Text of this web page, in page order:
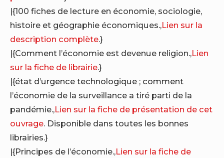
|{100 fiches de lecture en économie, sociologie,
histoire et géographie économiques.,Lien sur la
description complète.}
|{Comment l’économie est devenue religion.,Lien
sur la fiche de librairie.}
|{état d’urgence technologique ; comment
l’économie de la surveillance a tiré parti de la
pandémie.,Lien sur la fiche de présentation de cet
ouvrage. Disponible dans toutes les bonnes
librairies.}
|{Principes de l’économie.,Lien sur la fiche de